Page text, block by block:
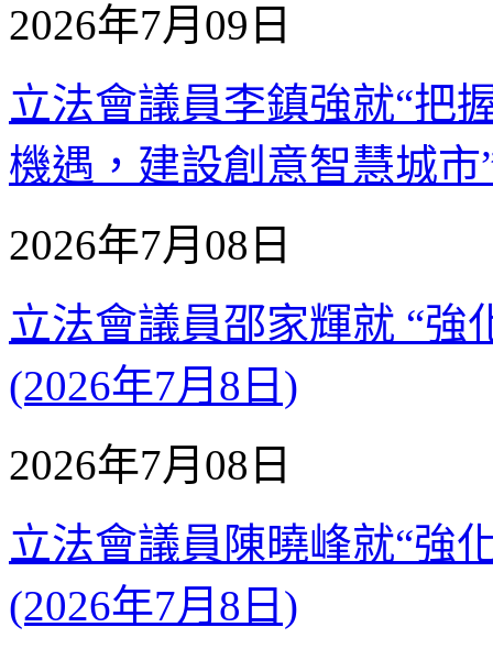
2026年7月09日
立法會議員李鎮強就“把
機遇，建設創意智慧城
2026年7月08日
立法會議員邵家輝就 “強
(2026年7月8日)
2026年7月08日
立法會議員陳曉峰就“強
(2026年7月8日)